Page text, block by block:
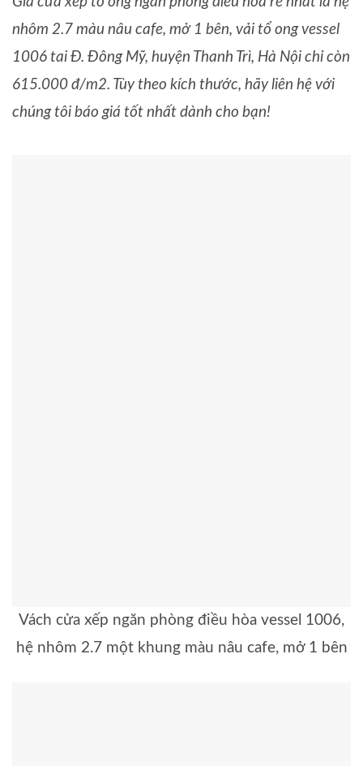
nhôm 2.7 màu nâu cafe, mở 1 bên, vải tổ ong vessel
1006 tai Đ. Đông Mỹ, huyện Thanh Trì, Hà Nội chỉ còn
615.000 đ/m2. Tùy theo kích thước, hãy liên hệ với
chúng tôi báo giá tốt nhất dành cho bạn!
Vách cửa xếp ngăn phòng điều hòa vessel 1006,
hệ nhôm 2.7 một khung màu nâu cafe, mở 1 bên